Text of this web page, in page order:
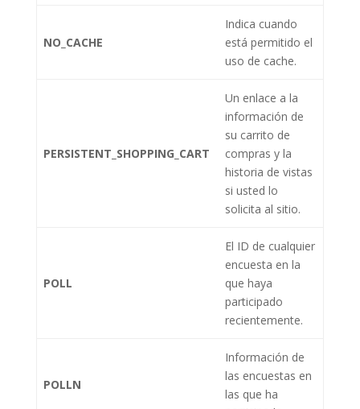
NO_CACHE
Indica cuando
está permitido el
uso de cache.
PERSISTENT_SHOPPING_CART
Un enlace a la
información de
su carrito de
compras y la
historia de vistas
si usted lo
solicita al sitio.
POLL
El ID de cualquier
encuesta en la
que haya
participado
recientemente.
POLLN
Información de
las encuestas en
las que ha